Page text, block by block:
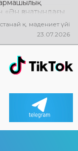
қанатындағы
концерті
мерекелік
қ. мәдениет үйі
23.07.2026